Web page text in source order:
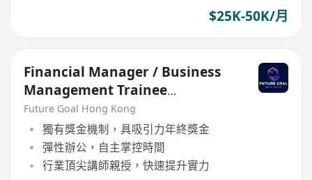
$25K-50K/月
Financial Manager / Business
Management Trainee
Programme
Future Goal Hong Kong
獨有獎金機制，具吸引力年終獎金
彈性辦公，自主掌控時間
行業頂尖講師親授，快速提升實力